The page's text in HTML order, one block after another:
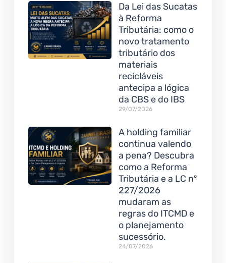
Da Lei das Sucatas
à Reforma
Tributária: como o
novo tratamento
tributário dos
materiais
recicláveis
antecipa a lógica
da CBS e do IBS
29/07/2026
A holding familiar
continua valendo
a pena? Descubra
como a Reforma
Tributária e a LC nº
227/2026
mudaram as
regras do ITCMD e
o planejamento
sucessório.
24/07/2026